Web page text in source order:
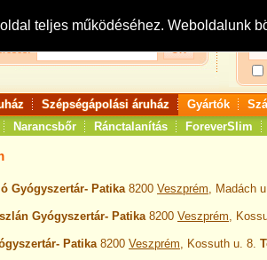
teljes működéséhez. Weboldalunk
Szépségápolási áruház Gyártók
Narancsbőr Ránctalanítás ForeverSlim
Gyógyszertár- Patika8200 Veszprém, Madách
Gyógyszertár- Patika8200 Veszprém,
Patika8200 Veszprém, Kossuth u. 8.